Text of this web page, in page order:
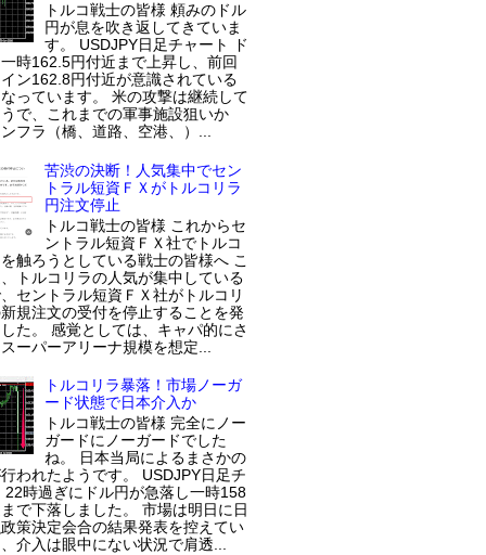
トルコ戦士の皆様 頼みのドル
円が息を吹き返してきていま
す。 USDJPY日足チャート ド
時162.5円付近まで上昇し、前回
ン162.8円付近が意識されている
っています。 米の攻撃は継続して
で、これまでの軍事施設狙いか
フラ（橋、道路、空港、）...
苦渋の決断！人気集中でセン
トラル短資ＦＸがトルコリラ
円注文停止
トルコ戦士の皆様 これからセ
ントラル短資ＦＸ社でトルコ
触ろうとしている戦士の皆様へ こ
トルコリラの人気が集中している
セントラル短資ＦＸ社がトルコリ
規注文の受付を停止することを発
た。 感覚としては、キャパ的にさ
ーパーアリーナ規模を想定...
トルコリラ暴落！市場ノーガ
ード状態で日本介入か
トルコ戦士の皆様 完全にノー
ガードにノーガードでした
ね。 日本当局によるまさかの
われたようです。 USDJPY日足チ
22時過ぎにドル円が急落し一時158
で下落しました。 市場は明日に日
策決定会合の結果発表を控えてい
介入は眼中にない状況で肩透...